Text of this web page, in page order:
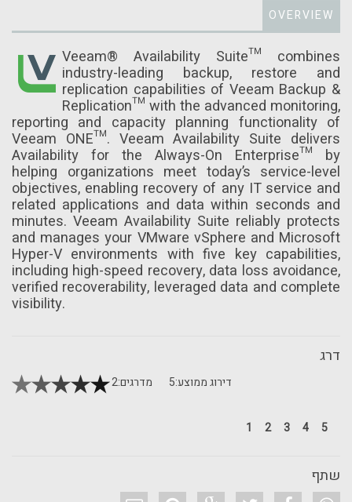
OVERVIEW
Veeam® Availability Suite™ combines
industry-leading backup, restore and
replication capabilities of Veeam Backup &
Replication™ with the advanced monitoring,
reporting and capacity planning functionality of
Veeam ONE™. Veeam Availability Suite delivers
Availability for the Always-On Enterprise™ by
helping organizations meet today’s service-level
objectives, enabling recovery of any IT service and
related applications and data within seconds and
minutes. Veeam Availability Suite reliably protects
and manages your VMware vSphere and Microsoft
Hyper-V environments with five key capabilities,
including high-speed recovery, data loss avoidance,
verified recoverability, leveraged data and complete
visibility.
דרג
דירוג ממוצע:5 מדרגים:2
5
4
3
2
1
שתף